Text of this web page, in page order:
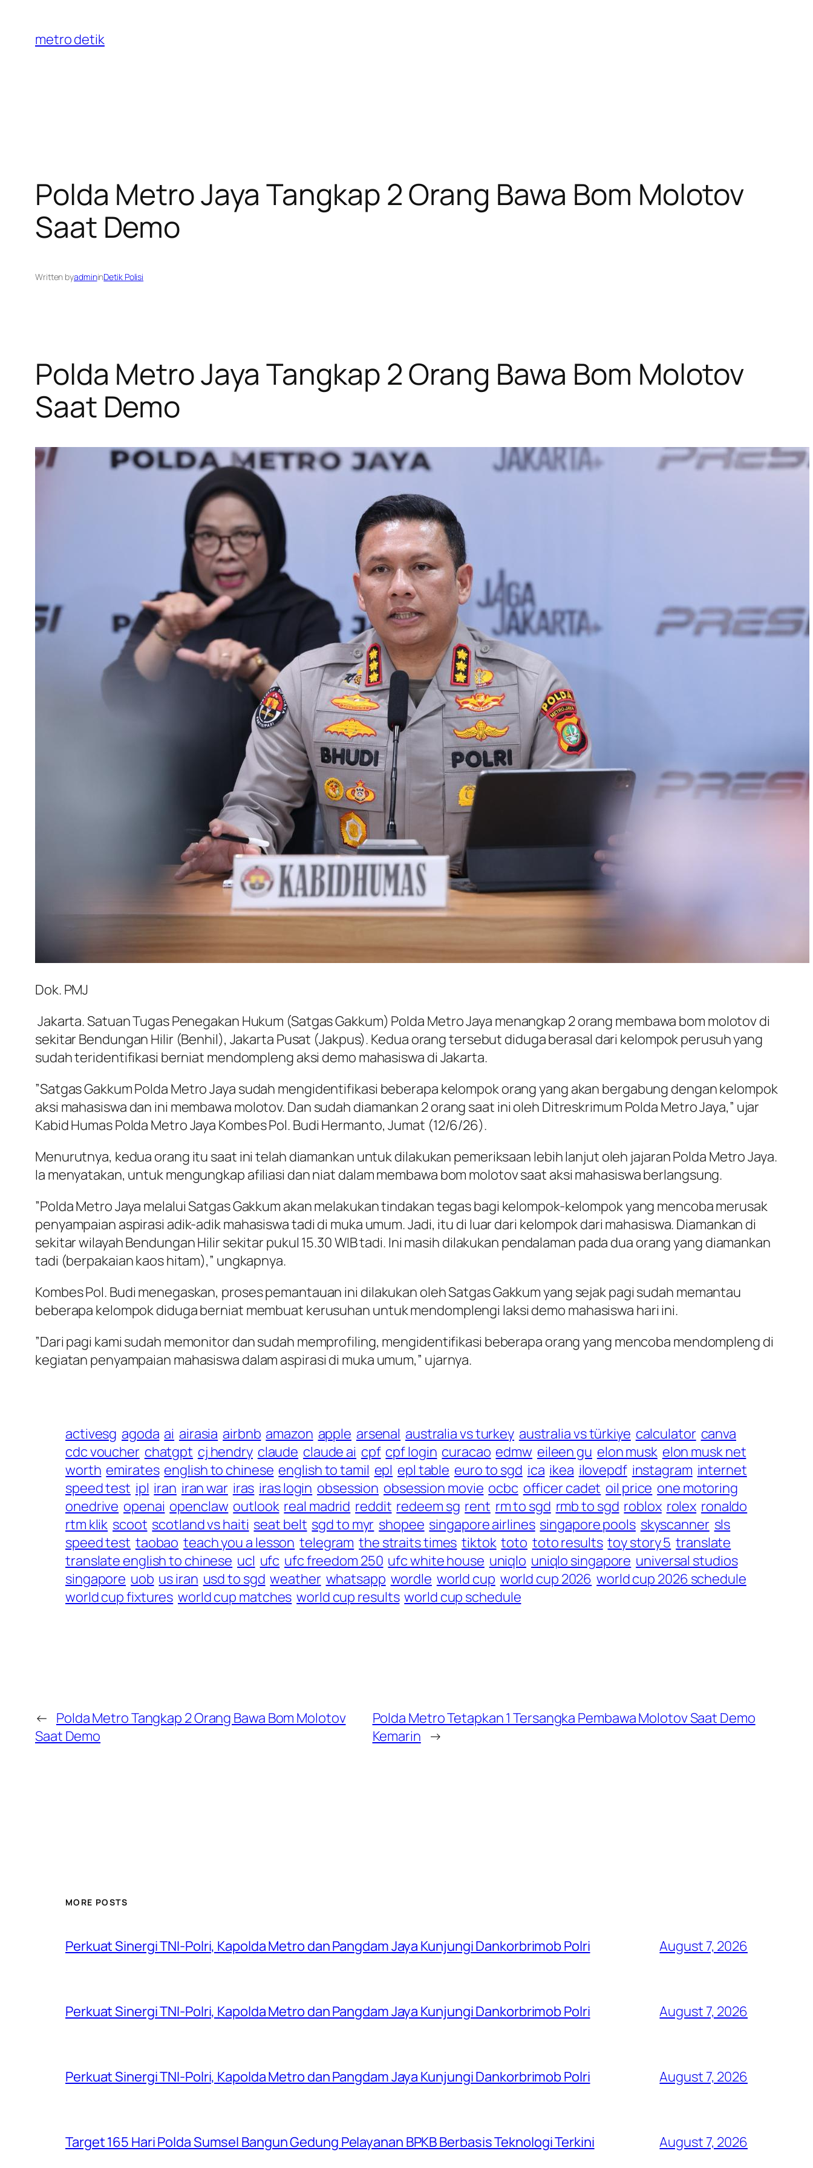
content
metro detik
Polda Metro Jaya Tangkap 2 Orang Bawa Bom Molotov
Saat Demo
Written byadmininDetik Polisi
Polda Metro Jaya Tangkap 2 Orang Bawa Bom Molotov
Saat Demo
Dok. PMJ
Jakarta. Satuan Tugas Penegakan Hukum (Satgas Gakkum) Polda Metro Jaya menangkap 2 orang membawa bom molotov di
sekitar Bendungan Hilir (Benhil), Jakarta Pusat (Jakpus). Kedua orang tersebut diduga berasal dari kelompok perusuh yang
sudah teridentifikasi berniat mendompleng aksi demo mahasiswa di Jakarta.
”Satgas Gakkum Polda Metro Jaya sudah mengidentifikasi beberapa kelompok orang yang akan bergabung dengan kelompok
aksi mahasiswa dan ini membawa molotov. Dan sudah diamankan 2 orang saat ini oleh Ditreskrimum Polda Metro Jaya,” ujar
Kabid Humas Polda Metro Jaya Kombes Pol. Budi Hermanto, Jumat (12/6/26).
Menurutnya, kedua orang itu saat ini telah diamankan untuk dilakukan pemeriksaan lebih lanjut oleh jajaran Polda Metro Jaya.
Ia menyatakan, untuk mengungkap afiliasi dan niat dalam membawa bom molotov saat aksi mahasiswa berlangsung.
”Polda Metro Jaya melalui Satgas Gakkum akan melakukan tindakan tegas bagi kelompok-kelompok yang mencoba merusak
penyampaian aspirasi adik-adik mahasiswa tadi di muka umum. Jadi, itu di luar dari kelompok dari mahasiswa. Diamankan di
sekitar wilayah Bendungan Hilir sekitar pukul 15.30 WIB tadi. Ini masih dilakukan pendalaman pada dua orang yang diamankan
tadi (berpakaian kaos hitam),” ungkapnya.
Kombes Pol. Budi menegaskan, proses pemantauan ini dilakukan oleh Satgas Gakkum yang sejak pagi sudah memantau
beberapa kelompok diduga berniat membuat kerusuhan untuk mendomplengi laksi demo mahasiswa hari ini.
”Dari pagi kami sudah memonitor dan sudah memprofiling, mengidentifikasi beberapa orang yang mencoba mendompleng di
kegiatan penyampaian mahasiswa dalam aspirasi di muka umum,” ujarnya.
activesg agoda ai airasia airbnb amazon apple arsenal australia vs turkey australia vs türkiye calculator canva
cdc voucher chatgpt cj hendry claude claude ai cpf cpf login curacao edmw eileen gu elon musk elon musk net
worth emirates english to chinese english to tamil epl epl table euro to sgd ica ikea ilovepdf instagram internet
speed test ipl iran iran war iras iras login obsession obsession movie ocbc officer cadet oil price one motoring
onedrive openai openclaw outlook real madrid reddit redeem sg rent rm to sgd rmb to sgd roblox rolex ronaldo
rtm klik scoot scotland vs haiti seat belt sgd to myr shopee singapore airlines singapore pools skyscanner sls
speed test taobao teach you a lesson telegram the straits times tiktok toto toto results toy story 5 translate
translate english to chinese ucl ufc ufc freedom 250 ufc white house uniqlo uniqlo singapore universal studios
singapore uob us iran usd to sgd weather whatsapp wordle world cup world cup 2026 world cup 2026 schedule
world cup fixtures world cup matches world cup results world cup schedule
← Polda Metro Tangkap 2 Orang Bawa Bom Molotov
Saat Demo
Polda Metro Tetapkan 1 Tersangka Pembawa Molotov Saat Demo
Kemarin →
MORE POSTS
Perkuat Sinergi TNI-Polri, Kapolda Metro dan Pangdam Jaya Kunjungi Dankorbrimob Polri August 7, 2026
Perkuat Sinergi TNI-Polri, Kapolda Metro dan Pangdam Jaya Kunjungi Dankorbrimob Polri August 7, 2026
Perkuat Sinergi TNI-Polri, Kapolda Metro dan Pangdam Jaya Kunjungi Dankorbrimob Polri August 7, 2026
Target 165 Hari Polda Sumsel Bangun Gedung Pelayanan BPKB Berbasis Teknologi Terkini August 7, 2026